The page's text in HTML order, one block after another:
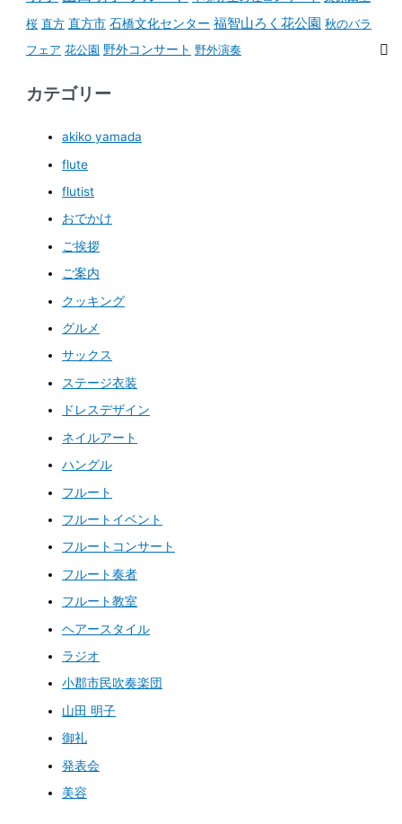
桜 直方 直方市 石橋文化センター 福智山ろく花公園 秋のバラ
フェア 花公園 野外コンサート 野外演奏
カテゴリー
akiko yamada
flute
flutist
おでかけ
ご挨拶
ご案内
クッキング
グルメ
サックス
ステージ衣装
ドレスデザイン
ネイルアート
ハングル
フルート
フルートイベント
フルートコンサート
フルート奏者
フルート教室
ヘアースタイル
ラジオ
小郡市民吹奏楽団
山田 明子
御礼
発表会
美容